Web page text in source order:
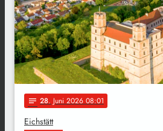
notes 28. Juni 2026 08:01
Eichstätt